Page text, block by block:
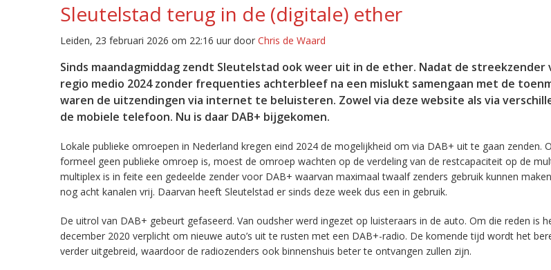
Sleutelstad terug in de (digitale) ether
Leiden, 23 februari 2026 om 22:16 uur door Chris de Waard
Sinds maandagmiddag zendt Sleutelstad ook weer uit in de ether. Nadat de streekzender
regio medio 2024 zonder frequenties achterbleef na een mislukt samengaan met de
waren de uitzendingen via internet te beluisteren. Zowel via deze website als via
de mobiele telefoon. Nu is daar DAB+ bijgekomen.
Lokale publieke omroepen in Nederland kregen eind 2024 de mogelijkheid om via DAB+ uit te gaan zenden.
formeel geen publieke omroep is, moest de omroep wachten op de verdeling van de restcapaciteit op de
multiplex is in feite een gedeelde zender voor DAB+ waarvan maximaal twaalf zenders gebruik kunnen
nog acht kanalen vrij. Daarvan heeft Sleutelstad er sinds deze week dus een in gebruik.
De uitrol van DAB+ gebeurt gefaseerd. Van oudsher werd ingezet op luisteraars in de auto. Om die reden is
december 2020 verplicht om nieuwe auto’s uit te rusten met een DAB+-radio. De komende tijd wordt het
verder uitgebreid, waardoor de radiozenders ook binnenshuis beter te ontvangen zullen zijn.